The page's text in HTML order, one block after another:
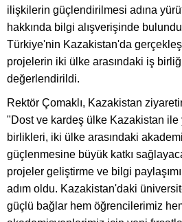
ilişkilerin güçlendirilmesi adına
hakkında bilgi alışverişinde
Türkiye'nin Kazakistan'da
projelerin iki ülke arasındaki iş
değerlendirildi.
Rektör Çomaklı, Kazakistan
"Dost ve kardeş ülke Kazakistan ile
birlikleri, iki ülke arasındaki
güçlenmesine büyük katkı
projeler geliştirme ve bilgi
adım oldu. Kazakistan'daki
güçlü bağlar hem öğrencilerimiz